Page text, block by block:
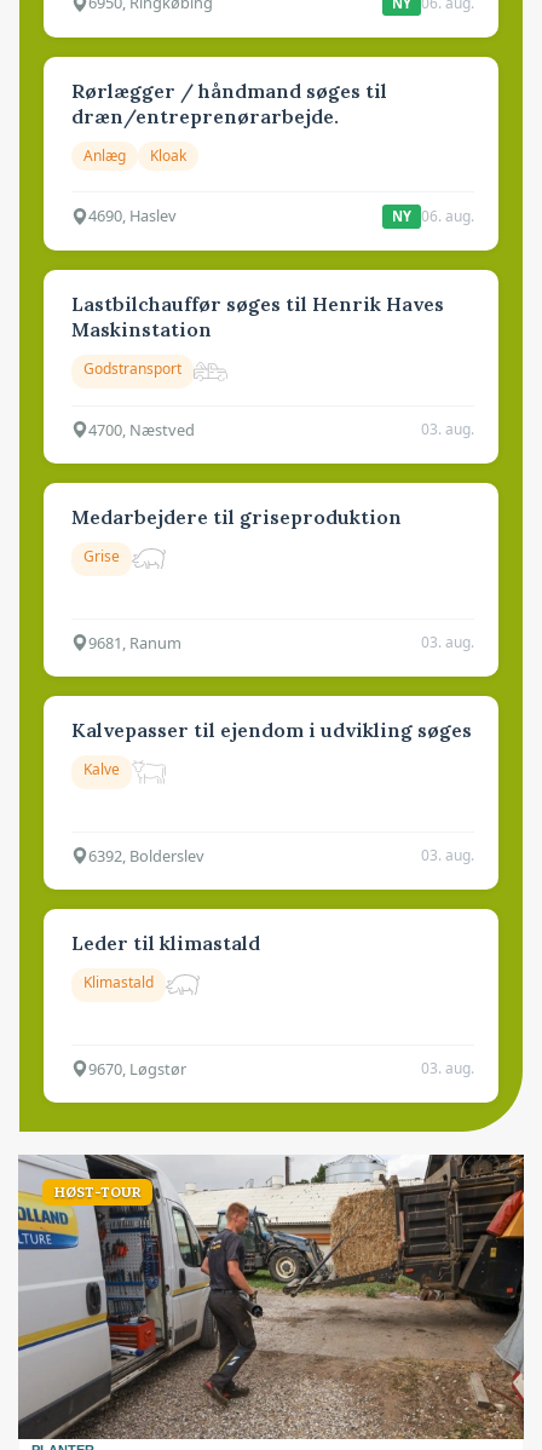
Rørlægger / håndmand søges til
dræn/entreprenørarbejde.
Anlæg Kloak
4690, Haslev NY 06. aug.
Lastbilchauffør søges til Henrik Haves
Maskinstation
Godstransport
4700, Næstved 03. aug.
Medarbejdere til griseproduktion
Grise
9681, Ranum 03. aug.
Kalvepasser til ejendom i udvikling søges
Kalve
6392, Bolderslev 03. aug.
Leder til klimastald
Klimastald
9670, Løgstør 03. aug.
HØST-TOUR